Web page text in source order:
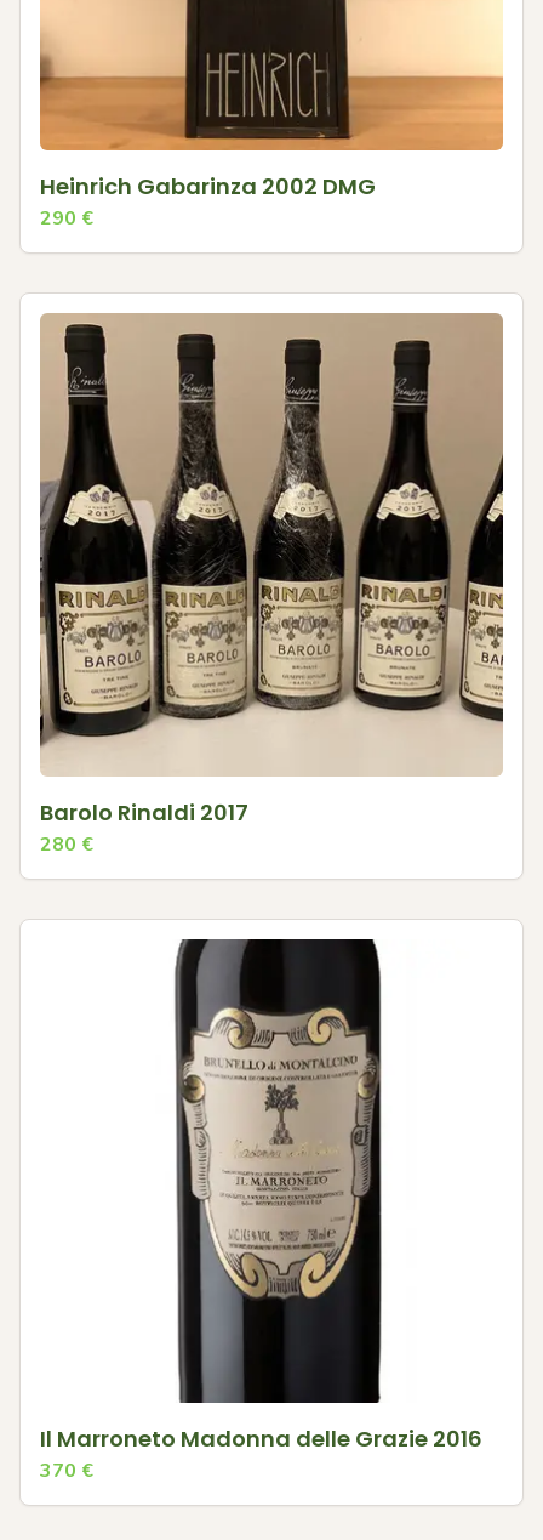
Heinrich Gabarinza 2002 DMG
290 €
Barolo Rinaldi 2017
280 €
Il Marroneto Madonna delle Grazie 2016
370 €